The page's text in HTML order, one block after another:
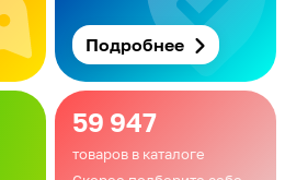
Подробнее
59 947
товаров в каталоге